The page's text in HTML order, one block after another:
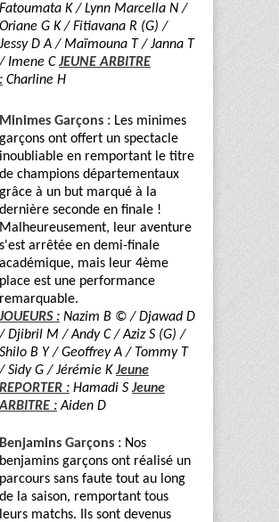
Fatoumata K / Lynn Marcella N /
Oriane G K / Fitiavana R (G) /
Jessy D A / Maïmouna T / Janna T
/ Imene C JEUNE ARBITRE
: Charline H
Minimes Garçons : Les minimes
garçons ont offert un spectacle
inoubliable en remportant le titre
de champions départementaux
grâce à un but marqué à la
dernière seconde en finale !
Malheureusement, leur aventure
s'est arrêtée en demi-finale
académique, mais leur 4ème
place est une performance
remarquable.
JOUEURS : Nazim B © / Djawad D
/ Djibril M / Andy C / Aziz S (G) /
Shilo B Y / Geoffrey A / Tommy T
/ Sidy G / Jérémie K Jeune
REPORTER : Hamadi S Jeune
ARBITRE : Aiden D
Benjamins Garçons : Nos
benjamins garçons ont réalisé un
parcours sans faute tout au long
de la saison, remportant tous
leurs matchs. Ils sont devenus